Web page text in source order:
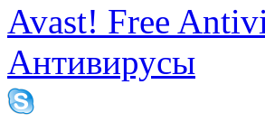
Avast! Free
Антивирусы